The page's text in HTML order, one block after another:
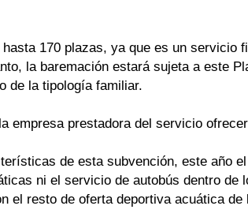
170 plazas, ya que es un servicio
la baremación estará sujeta a este
de la tipología familiar.
empresa prestadora del servicio
de esta subvención, este año
ni el servicio de autobús dentro de
el resto de oferta deportiva acuática